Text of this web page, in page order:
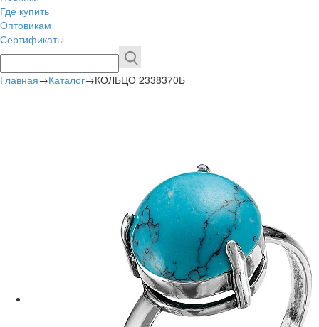
Где купить
Оптовикам
Сертификаты
Главная→Каталог→КОЛЬЦО 2338370Б